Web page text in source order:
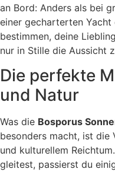
an Bord: Anders als bei
einer gecharterten Yacht
bestimmen, deine
nur in Stille die Aussicht
Die perfekte
und Natur
Was die Bosporus
besonders macht, ist die
und kulturellem
gleitest, passierst du